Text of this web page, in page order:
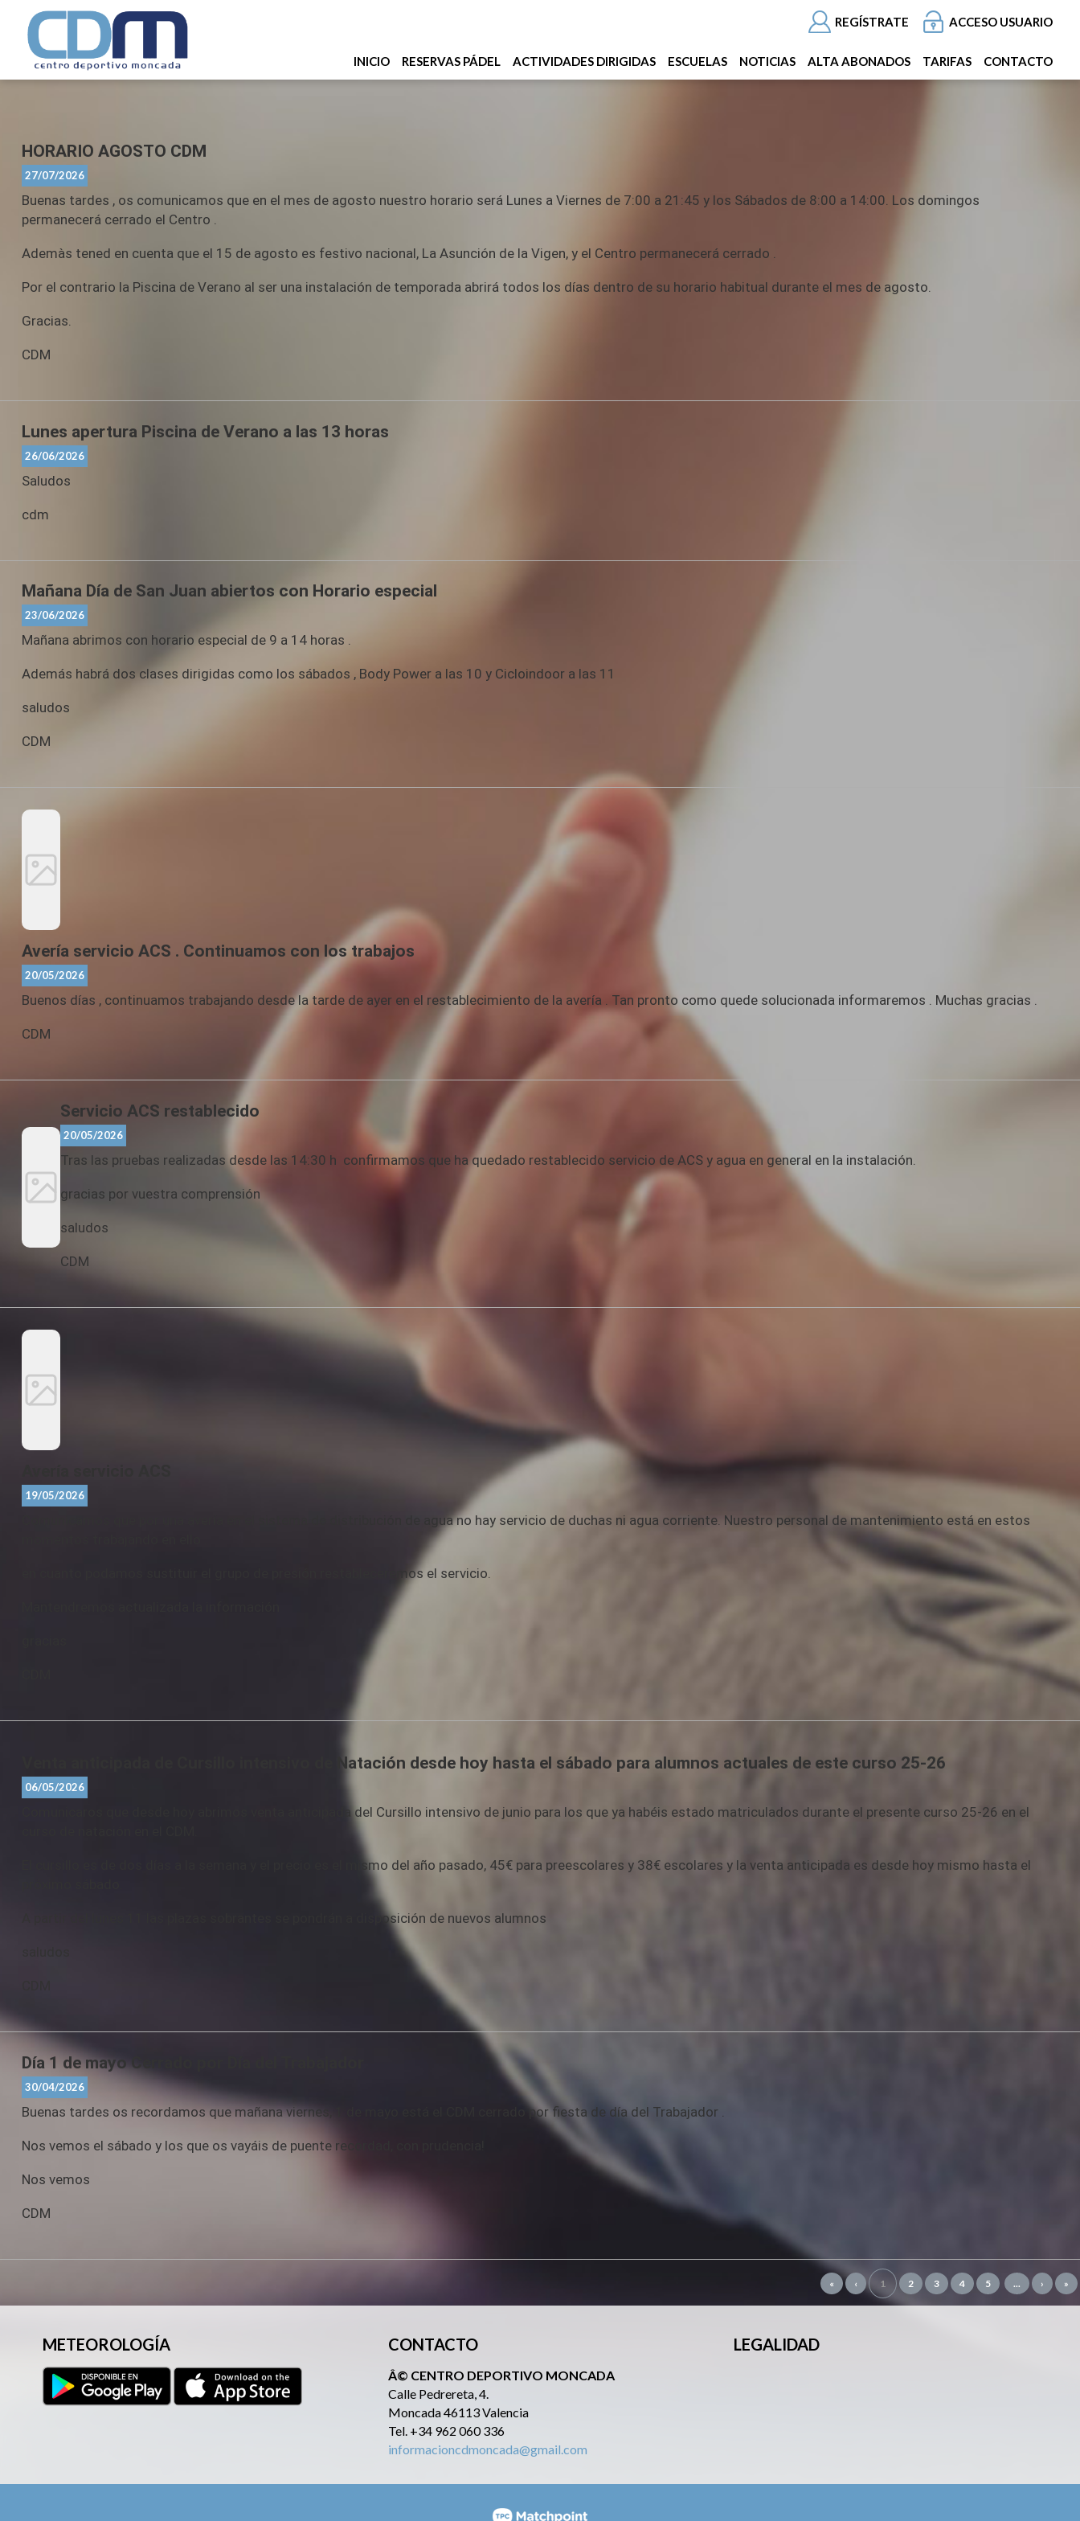
REGÍSTRATE ACCESO USUARIO
INICIO RESERVAS PÁDEL ACTIVIDADES DIRIGIDAS ESCUELAS NOTICIAS ALTA ABONADOS TARIFAS CONTACTO
HORARIO AGOSTO CDM
27/07/2026
Buenas tardes , os comunicamos que en el mes de agosto nuestro horario será Lunes a Viernes de 7:00 a 21:45 y los Sábados de 8:00 a 14:00. Los domingos
permanecerá cerrado el Centro .
Ademàs tened en cuenta que el 15 de agosto es festivo nacional, La Asunción de la Vigen, y el Centro permanecerá cerrado .
Por el contrario la Piscina de Verano al ser una instalación de temporada abrirá todos los días dentro de su horario habitual durante el mes de agosto.
Gracias.
CDM
Lunes apertura Piscina de Verano a las 13 horas
26/06/2026
Saludos
cdm
Mañana Día de San Juan abiertos con Horario especial
23/06/2026
Mañana abrimos con horario especial de 9 a 14 horas .
Además habrá dos clases dirigidas como los sábados , Body Power a las 10 y Cicloindoor a las 11
saludos
CDM
Avería servicio ACS . Continuamos con los trabajos
20/05/2026
Buenos días , continuamos trabajando desde la tarde de ayer en el restablecimiento de la avería . Tan pronto como quede solucionada informaremos . Muchas gracias .
CDM
Servicio ACS restablecido
20/05/2026
Tras las pruebas realizadas desde las 14:30 h confirmamos que ha quedado restablecido servicio de ACS y agua en general en la instalación.
gracias por vuestra comprensión
saludos
CDM
19/05/2026
Comunicamos que por una avería en el sistema de distribución de agua no hay servicio de duchas ni agua corriente. Nuestro personal de mantenimiento está en estos
en cuanto podamos sustituir el grupo de presión restableceremos el servicio.
Venta anticipada de Cursillo intensivo de Natación desde hoy hasta el sábado para alumnos actuales de este curso 25-26
06/05/2026
Comunicaros que desde hoy abrimos venta anticipada del Cursillo intensivo de junio para los que ya habéis estado matriculados durante el presente curso 25-26 en el
El cursillo es de dos días a la semana y el precio es el mismo del año pasado, 45€ para preescolares y 38€ escolares y la venta anticipada es desde hoy mismo hasta el
A partir del lunes 11 las plazas sobrantes se pondrán a disposición de nuevos alumnos
Día 1 de mayo Cerrado por Día del Trabajador
30/04/2026
Buenas tardes os recordamos que mañana viernes, 1 de mayo está el CDM cerrado por fiesta de día del Trabajador .
Nos vemos el sábado y los que os vayáis de puente recordad, con prudencia!
Nos vemos
CDM
« ‹ 1 2 3 4 5 ... › »
METEOROLOGÍA CONTACTO
Â© CENTRO DEPORTIVO MONCADA
Calle Pedrereta, 4.
Moncada 46113 Valencia
Tel. +34 962 060 336
informacioncdmoncada@gmail.com
LEGALIDAD